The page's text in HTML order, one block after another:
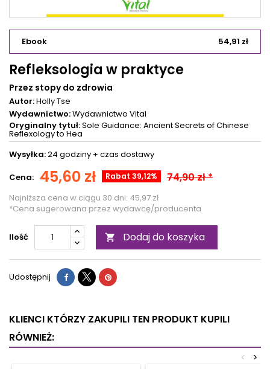
Ebook 54,91 zł
Refleksologia w praktyce
Przez stopy do zdrowia
Autor:Holly Tse
Wydawnictwo:Wydawnictwo Vital
Oryginalny tytuł:Sole Guidance: Ancient Secrets of Chinese
Reflexology to Hea
Wysyłka:24 godziny + czas dostawy
Cena: 45,60 zł Rabat 39,12% 74,90 zł *
Najniższa cena w ciągu 30 dni: 45,97 zł
*Cena sugerowana przez wydawcę/producenta
Ilość  Dodaj do koszyka
Udostępnij
KLIENCI KTÓRZY ZAKUPILI TEN PRODUKT KUPILI
RÓWNIEŻ:
>
<